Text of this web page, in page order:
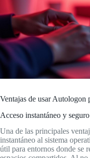
Ventajas de usar Autologon
Acceso instantáneo y
Una de las principales
instantáneo al sistema
útil para entornos donde se